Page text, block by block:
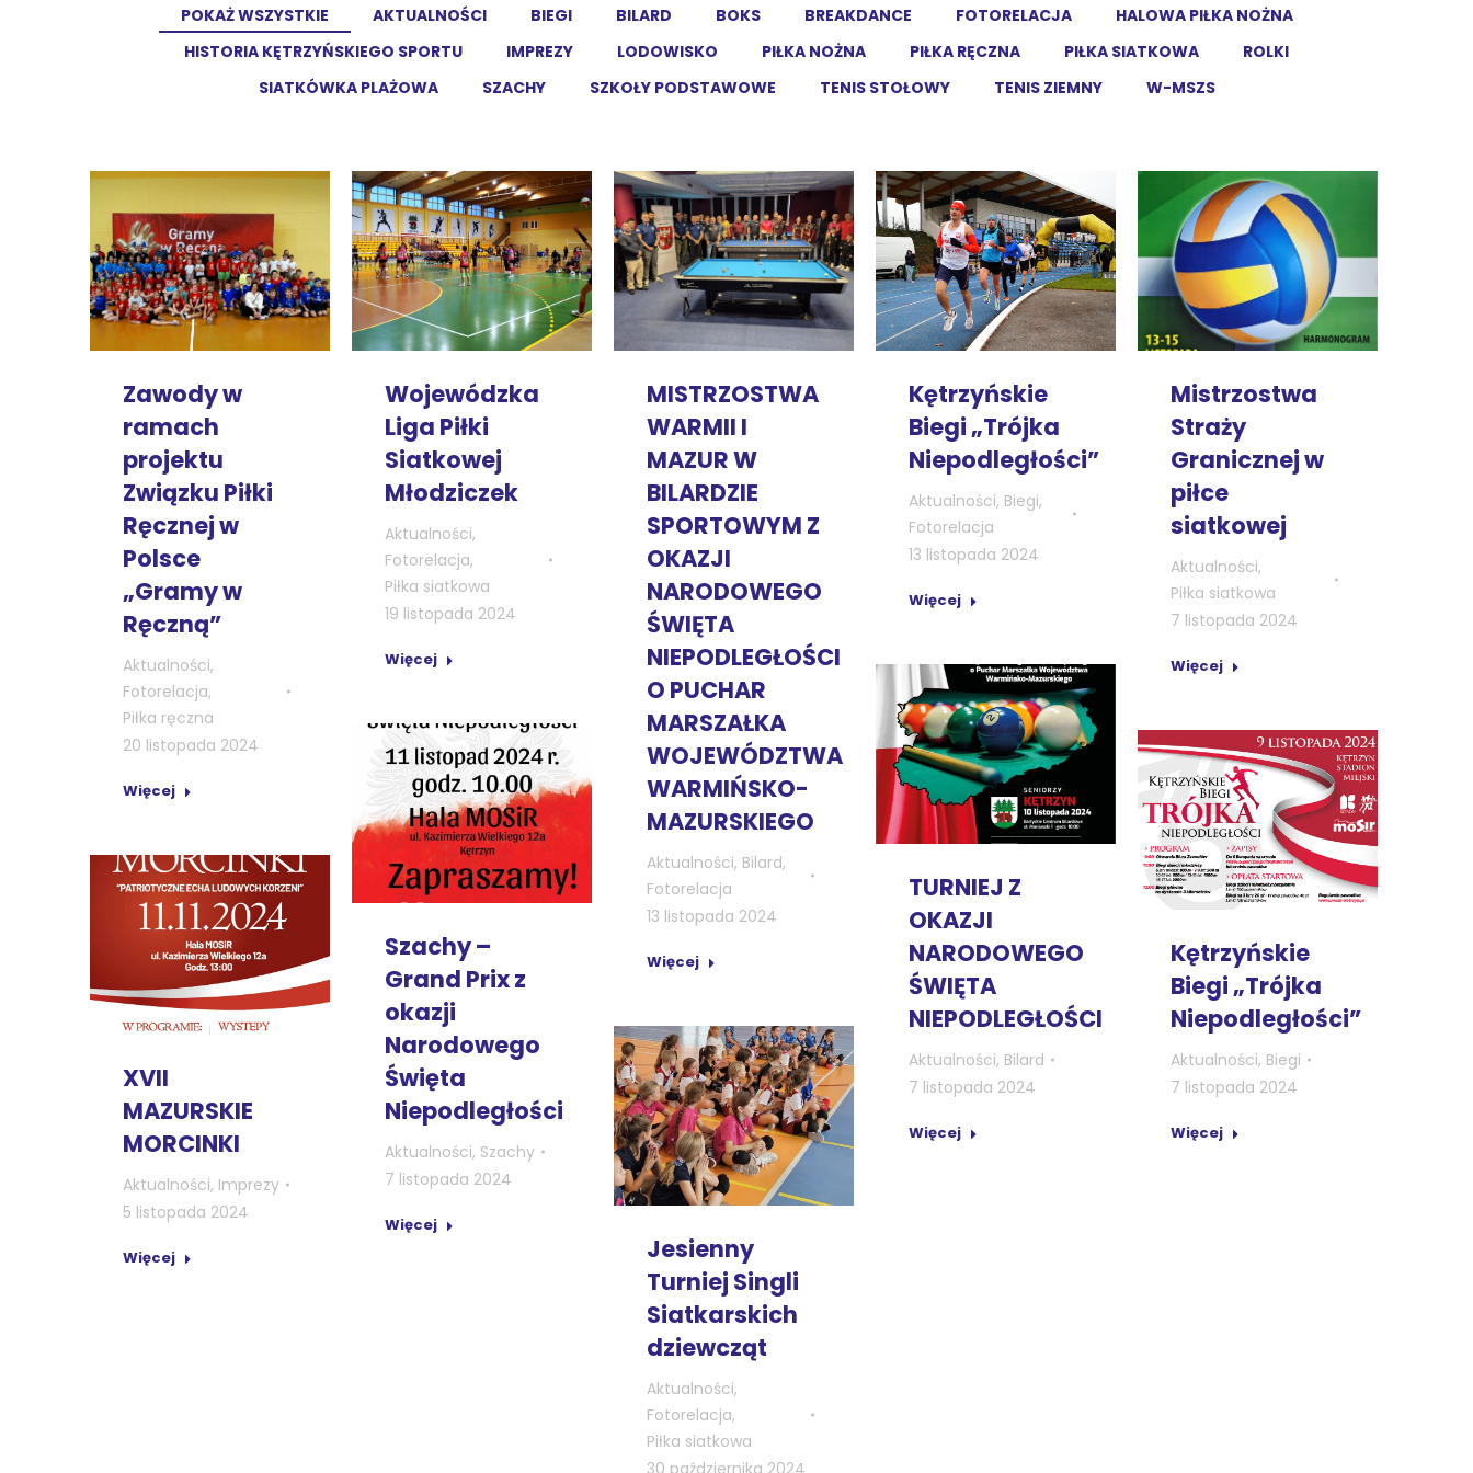
POKAŻ WSZYSTKIE AKTUALNOŚCI BIEGI BILARD BOKS BREAKDANCE FOTORELACJA
HALOWA PIŁKA NOŻNA
HISTORIA KĘTRZYŃSKIEGO SPORTU
IMPREZY LODOWISKO PIŁKA NOŻNA PIŁKA RĘCZNA PIŁKA SIATKOWA
ROLKI
SIATKÓWKA PLAŻOWA
SZACHY SZKOŁY PODSTAWOWE TENIS STOŁOWY TENIS ZIEMNY W-MSZS
Zawody w
ramach
projektu
Związku Piłki
Ręcznej w
Polsce
„Gramy w
Ręczną”
Aktualności,
Fotorelacja,
Piłka ręczna
20 listopada 2024
Więcej
Wojewódzka
Liga Piłki
Siatkowej
Młodziczek
Aktualności,
Fotorelacja,
Piłka siatkowa
19 listopada 2024
Więcej
MISTRZOSTWA
WARMII I
MAZUR W
BILARDZIE
SPORTOWYM Z
OKAZJI
NARODOWEGO
ŚWIĘTA
NIEPODLEGŁOŚCI
O PUCHAR
MARSZAŁKA
WOJEWÓDZTWA
WARMIŃSKO-
MAZURSKIEGO
Aktualności, Bilard,
Fotorelacja
13 listopada 2024
Więcej
Kętrzyńskie
Biegi „Trójka
Niepodległości”
Aktualności, Biegi,
Fotorelacja
13 listopada 2024
Więcej
Mistrzostwa
Straży
Granicznej w
piłce
siatkowej
Aktualności,
Piłka siatkowa
7 listopada 2024
Więcej
TURNIEJ Z
OKAZJI
NARODOWEGO
ŚWIĘTA
NIEPODLEGŁOŚCI
Aktualności, Bilard
7 listopada 2024
Więcej
Szachy –
Grand Prix z
okazji
Narodowego
Święta
Niepodległości
Aktualności, Szachy
7 listopada 2024
Więcej
Kętrzyńskie
Biegi „Trójka
Niepodległości”
Aktualności, Biegi
7 listopada 2024
Więcej
XVII
MAZURSKIE
MORCINKI
Aktualności, Imprezy
5 listopada 2024
Więcej
Jesienny
Turniej Singli
Siatkarskich
dziewcząt
Aktualności,
Fotorelacja,
Piłka siatkowa